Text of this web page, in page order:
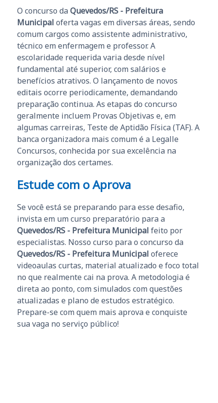
O concurso da Quevedos/RS - Prefeitura
Municipal oferta vagas em diversas áreas, sendo
comum cargos como assistente administrativo,
técnico em enfermagem e professor. A
escolaridade requerida varia desde nível
fundamental até superior, com salários e
benefícios atrativos. O lançamento de novos
editais ocorre periodicamente, demandando
preparação continua. As etapas do concurso
geralmente incluem Provas Objetivas e, em
algumas carreiras, Teste de Aptidão Física (TAF). A
banca organizadora mais comum é a Legalle
Concursos, conhecida por sua excelência na
organização dos certames.
Estude com o Aprova
Se você está se preparando para esse desafio,
invista em um curso preparatório para a
Quevedos/RS - Prefeitura Municipal feito por
especialistas. Nosso curso para o concurso da
Quevedos/RS - Prefeitura Municipal oferece
videoaulas curtas, material atualizado e foco total
no que realmente cai na prova. A metodologia é
direta ao ponto, com simulados com questões
atualizadas e plano de estudos estratégico.
Prepare-se com quem mais aprova e conquiste
sua vaga no serviço público!